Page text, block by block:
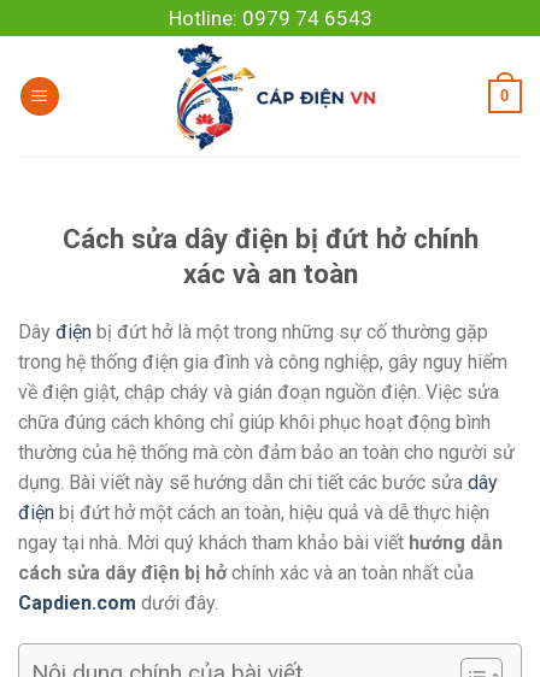
to
content
Hotline: 0979 74 6543
0
Cách sửa dây điện bị đứt hở chính
xác và an toàn
Dây điện bị đứt hở là một trong những sự cố thường gặp
trong hệ thống điện gia đình và công nghiệp, gây nguy hiểm
về điện giật, chập cháy và gián đoạn nguồn điện. Việc sửa
chữa đúng cách không chỉ giúp khôi phục hoạt động bình
thường của hệ thống mà còn đảm bảo an toàn cho người sử
dụng. Bài viết này sẽ hướng dẫn chi tiết các bước sửa dây
điện bị đứt hở một cách an toàn, hiệu quả và dễ thực hiện
ngay tại nhà. Mời quý khách tham khảo bài viết hướng dẫn
cách sửa dây điện bị hởchính xác và an toàn nhất của
Capdien.com dưới đây.